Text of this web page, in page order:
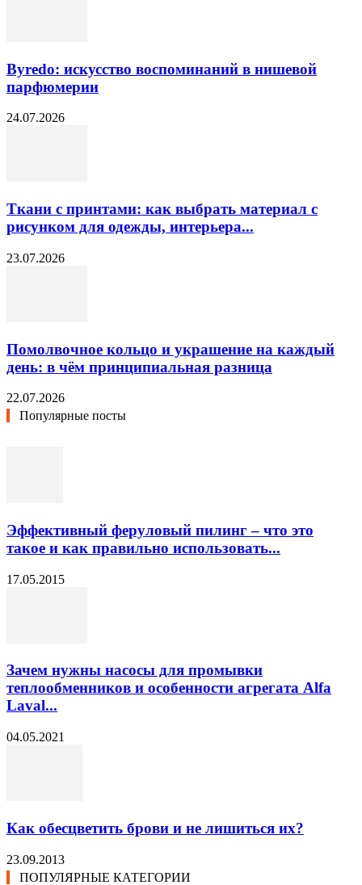
Byredo: искусство воспоминаний в нишевой
парфюмерии
24.07.2026
Ткани с принтами: как выбрать материал с
рисунком для одежды, интерьера...
23.07.2026
Помолвочное кольцо и украшение на каждый
день: в чём принципиальная разница
22.07.2026
Популярные посты
Эффективный феруловый пилинг – что это
такое и как правильно использовать...
17.05.2015
Зачем нужны насосы для промывки
теплообменников и особенности агрегата Alfa
Laval...
04.05.2021
Как обесцветить брови и не лишиться их?
23.09.2013
ПОПУЛЯРНЫЕ КАТЕГОРИИ